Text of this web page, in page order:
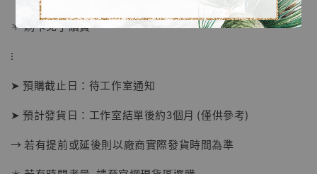
＊ 刷卡免手續費
⁝
➤ 預購截止日：待工作室通知
➤ 預計發貨日：工作室結單後約3個月 (僅供參考)
→ 若有提前或延後則以廠商實際發貨時間為準